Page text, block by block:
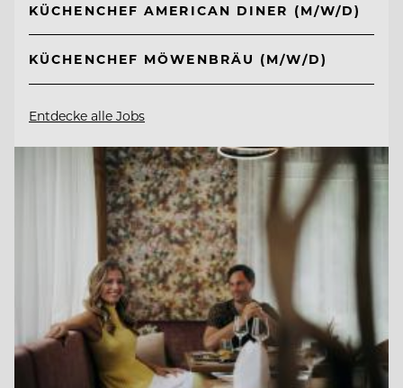
KÜCHENCHEF AMERICAN DINER (M/W/D)
KÜCHENCHEF MÖWENBRÄU (M/W/D)
Entdecke alle Jobs